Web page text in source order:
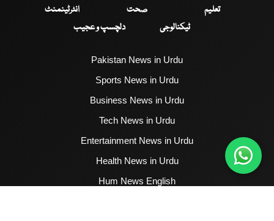
تعلیم
صحت
انٹرٹینمنٹ
ٹیکنالوجی
دلچسپ و عجیب
Pakistan News in Urdu
Sports News in Urdu
Business News in Urdu
Tech News in Urdu
Entertainment News in Urdu
Health News in Urdu
Hum News English